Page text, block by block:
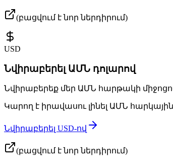
(բացվում է նոր ներդիրում)
USD
Նվի­րա­բե­րել ԱՄՆ դո­լա­րով
Նվի­րա­բե­րեք մեր ԱՄՆ հար­թա­կի
Կա­րող է ի­րա­վա­սու լի­նել ԱՄՆ
Նվի­րա­բե­րել USD-ով
(բացվում է նոր ներդիրում)